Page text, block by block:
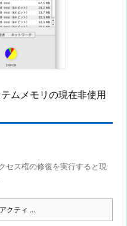
ムメモリの現在非使用
セス権の修復を実行すると現
アクティ ...